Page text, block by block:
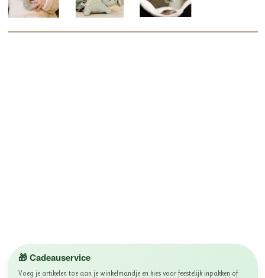
🎁 Cadeauservice
Voeg je artikelen toe aan je winkelmandje en kies voor feestelijk inpakken of